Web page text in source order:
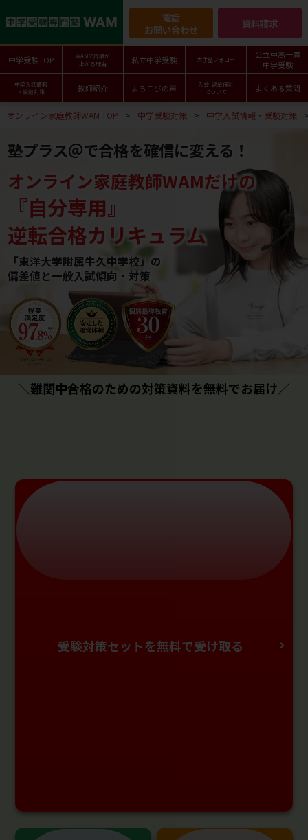
電話
お問い合わせ
資料請求
中学受験TOP
WAMで成績が
上がる理由
私立中学受験 大手塾フォロー
公立中高一貫
中学受験
中学入試情報
・受験対策
教師紹介 よろこびの声
入会･返金保証
について
よくある質問
オンライン家庭教師WAM TOP 中学受験対策 中学入試情報・受験対策
塾プラス＠で合格を確信に変える！
オンライン家庭教師WAMだけの
『自分専用』
逆転合格カリキュラム
「東洋大学附属牛久中学校」の
偏差値と一般入試傾向・対策
＼難関中合格のための対策資料を無料でお届け／
受験対策セットを無料で受け取る